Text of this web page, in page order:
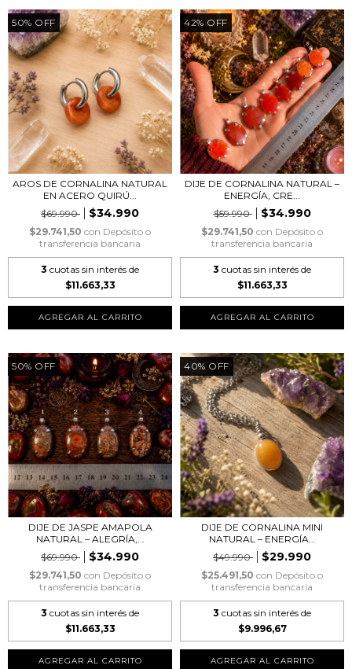
50% OFF
AROS DE CORNALINA NATURAL
EN ACERO QUIRÚ...
$69.990
$34.990
$29.741,50 con Depósito o
transferencia bancaria
3 cuotas sin interés de
$11.663,33
42% OFF
DIJE DE CORNALINA NATURAL –
ENERGÍA, CRE...
$59.990
$34.990
$29.741,50 con Depósito o
transferencia bancaria
3 cuotas sin interés de
$11.663,33
AGREGAR AL CARRITO
50% OFF
DIJE DE JASPE AMAPOLA
NATURAL – ALEGRÍA,...
$69.990
$34.990
$29.741,50 con Depósito o
transferencia bancaria
3 cuotas sin interés de
$11.663,33
AGREGAR AL CARRITO
40% OFF
DIJE DE CORNALINA MINI
NATURAL – ENERGÍA...
$49.990
$29.990
$25.491,50 con Depósito o
transferencia bancaria
3 cuotas sin interés de
$9.996,67